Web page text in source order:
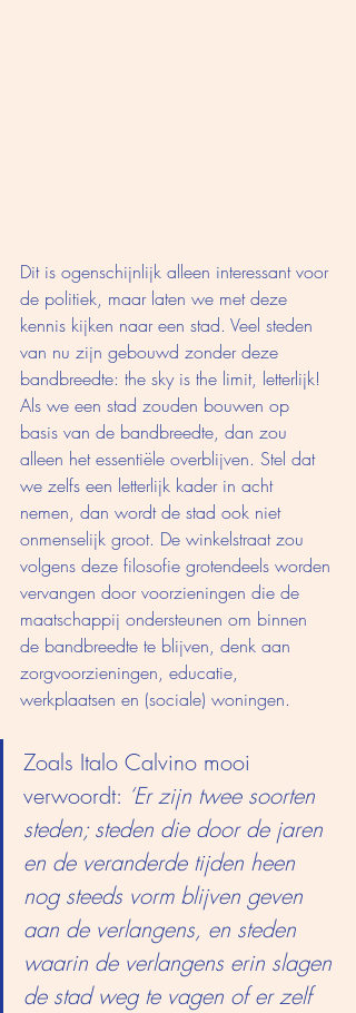
Dit is ogenschijnlijk alleen interessant voor
de politiek, maar laten we met deze
kennis kijken naar een stad. Veel steden
van nu zijn gebouwd zonder deze
bandbreedte: the sky is the limit, letterlijk!
Als we een stad zouden bouwen op
basis van de bandbreedte, dan zou
alleen het essentiële overblijven. Stel dat
we zelfs een letterlijk kader in acht
nemen, dan wordt de stad ook niet
onmenselijk groot. De winkelstraat zou
volgens deze filosofie grotendeels worden
vervangen door voorzieningen die de
maatschappij ondersteunen om binnen
de bandbreedte te blijven, denk aan
zorgvoorzieningen, educatie,
werkplaatsen en (sociale) woningen.
Zoals Italo Calvino mooi
verwoordt: ‘Er zijn twee soorten
steden; steden die door de jaren
en de veranderde tijden heen
nog steeds vorm blijven geven
aan de verlangens, en steden
waarin de verlangens erin slagen
de stad weg te vagen of er zelf